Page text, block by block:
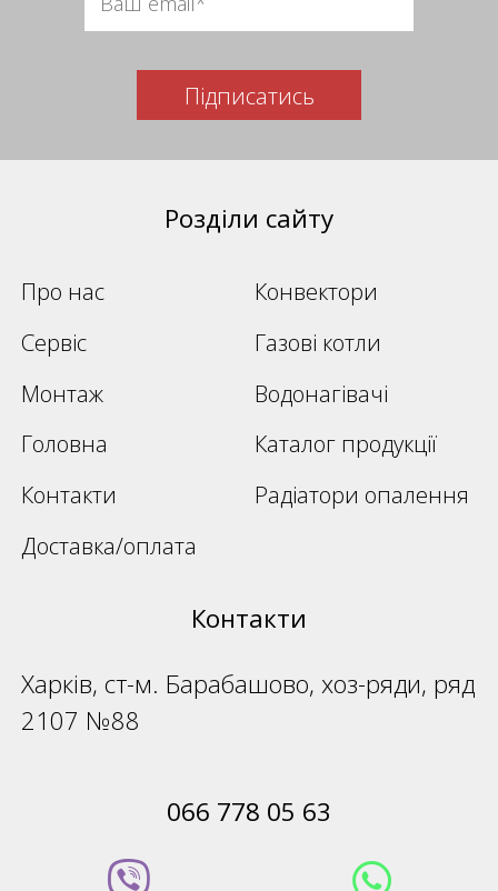
Підписатись
Розділи сайту
Про нас
Конвектори
Сервіс
Газові котли
Монтаж
Водонагівачі
Головна
Каталог продукції
Контакти
Радіатори опалення
Доставка/оплата
Контакти
Харків, ст-м. Барабашово, хоз-ряди, ряд
2107 №88
066 778 05 63